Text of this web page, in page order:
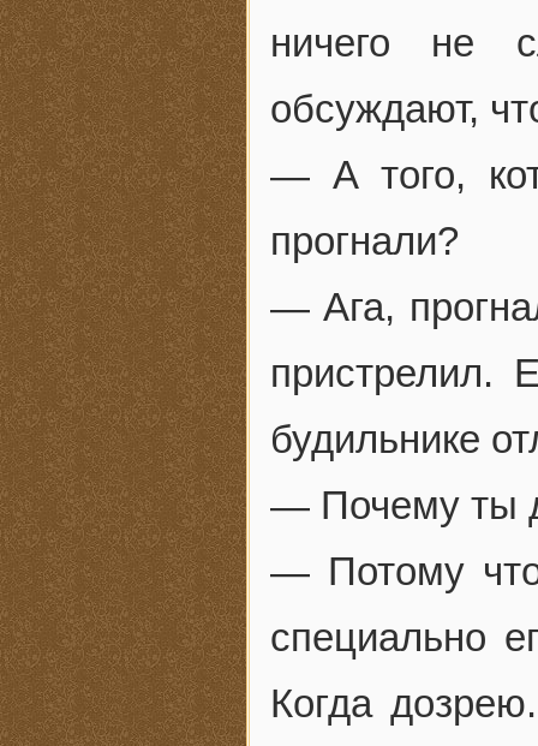
ничего не
обсуждают,
— А того,
прогнали?
— Ага,
пристрелил.
будильнике
— Почему ты
— Потому
специально
Когда